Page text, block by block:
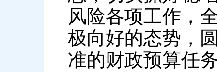
风险各项工作，
极向好的态势，
准的财政预算任